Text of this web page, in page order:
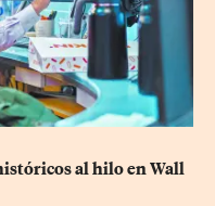
al hilo en Wall